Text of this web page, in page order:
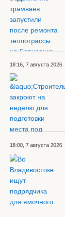
18:16, 7 августа 2026
18:00, 7 августа 2026